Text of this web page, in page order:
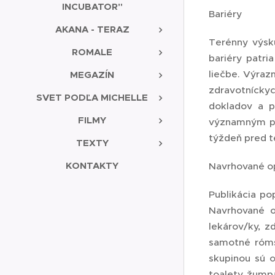
INCUBATOR"
AKANA - TERAZ
ROMALE
MEGAZÍN
SVET PODĽA MICHELLE
FILMY
TEXTY
KONTAKTY
Bariéry
Terénny
bariéry
liečbe.
dokladov a
významným
týždeň pred
Navrhované
Publikácia
Navrhované
lekárov/ky,
samotné
skupinou sú